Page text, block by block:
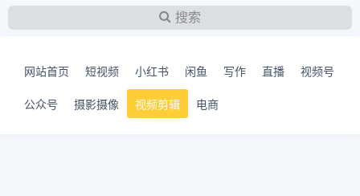
搜索
网站首页 短视频 小红书 闲鱼 写作 直播 视频号
公众号 摄影摄像 视频剪辑 电商